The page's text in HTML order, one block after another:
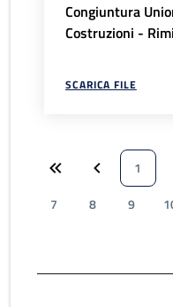
Congiuntura
Costruzioni -
SCARICA FILE
1
7
8 9